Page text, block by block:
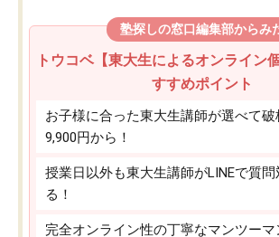
塾探しの窓口編集部からみ
トウコベ【東大生によるオンライン
すすめポイント
お子様に合った東大生講師が選べて
9,900円から！
授業日以外も東大生講師がLINEで質
る！
完全オンライン性の丁寧なマンツー